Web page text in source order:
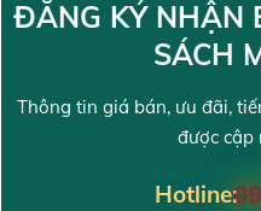
ĐĂNG KÝ NHẬN
SÁCH
Thông tin giá bán, ưu đãi,
được cập
Hotline: